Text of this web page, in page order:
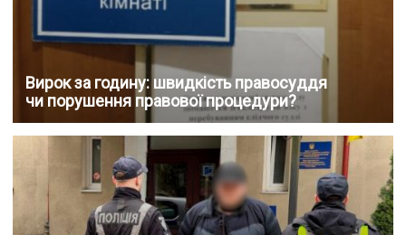
Вирок за годину: швидкість правосуддя
чи порушення правової процедури?